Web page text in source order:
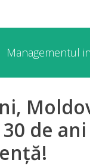
Managementul
de